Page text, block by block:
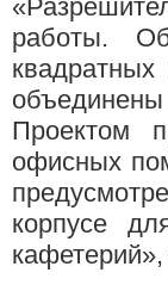
работы.
Проектом
офисных
корпусе